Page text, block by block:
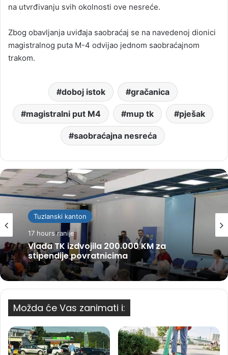
na utvrđivanju svih okolnosti ove nesreće.
Zbog obavljanja uviđaja saobraćaj se na navedenoj dionici
magistralnog puta M-4 odvijao jednom saobraćajnom
trakom.
doboj istok gračanica
magistralni put M4 mup tk pješak
saobraćajna nesreća
Tuzlanski kanton
17 hours ranije
Vlada TK izdvojila 200.000 KM za
stipendije povratnicima
Možda će Vas zanimati i: